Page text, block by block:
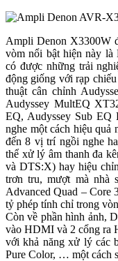
Ampli Denon X3300W
vòm nổi bật hiện này
có được những trải
động giống với rạp
thuật cân chỉnh
Audyssey MultEQ
EQ, Audyssey Sub EQ
nghe một cách hiệu quả
đến 8 vị trí ngồi nghe
thể xử lý âm thanh đa
và DTS:X) hay hiệu
trơn tru, mượt mà nhà
Advanced Quad – Core
tỷ phép tính chỉ trong
Còn về phần hình ảnh,
vào HDMI và 2 cổng ra
với khả năng xử lý các
Pure Color, … một cách